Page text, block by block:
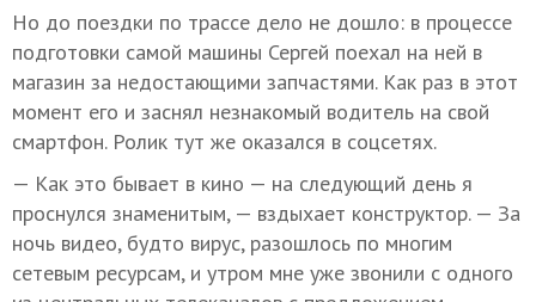
Но до поездки по трассе дело не дошло: в процессе
подготовки самой машины Сергей поехал на ней в
магазин за недостающими запчастями. Как раз в этот
момент его и заснял незнакомый водитель на свой
смартфон. Ролик тут же оказался в соцсетях.
— Как это бывает в кино — на следующий день я
проснулся знаменитым, — вздыхает конструктор. — За
ночь видео, будто вирус, разошлось по многим
сетевым ресурсам, и утром мне уже звонили с одного